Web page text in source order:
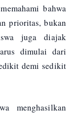
bahwa
prioritas, bukan
juga diajak
dimulai dari
demi sedikit
menghasilkan